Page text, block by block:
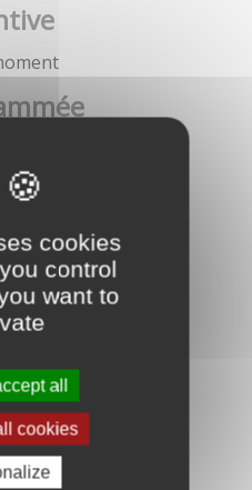
cookies
control
want to
all
cookies